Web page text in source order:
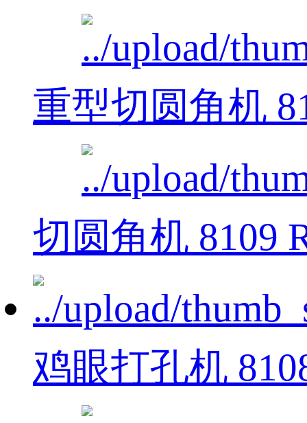
重型切圆角机
切圆角机 8109
鸡眼打孔机